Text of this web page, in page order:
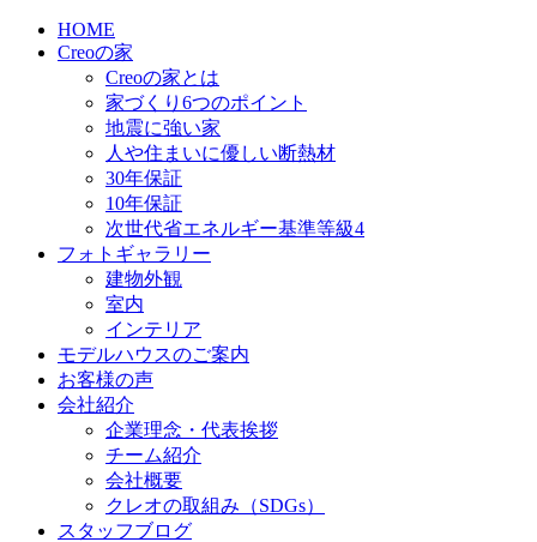
HOME
Creoの家
Creoの家とは
家づくり6つのポイント
地震に強い家
人や住まいに優しい断熱材
30年保証
10年保証
次世代省エネルギー基準等級4
フォトギャラリー
建物外観
室内
インテリア
モデルハウスのご案内
お客様の声
会社紹介
企業理念・代表挨拶
チーム紹介
会社概要
クレオの取組み（SDGs）
スタッフブログ